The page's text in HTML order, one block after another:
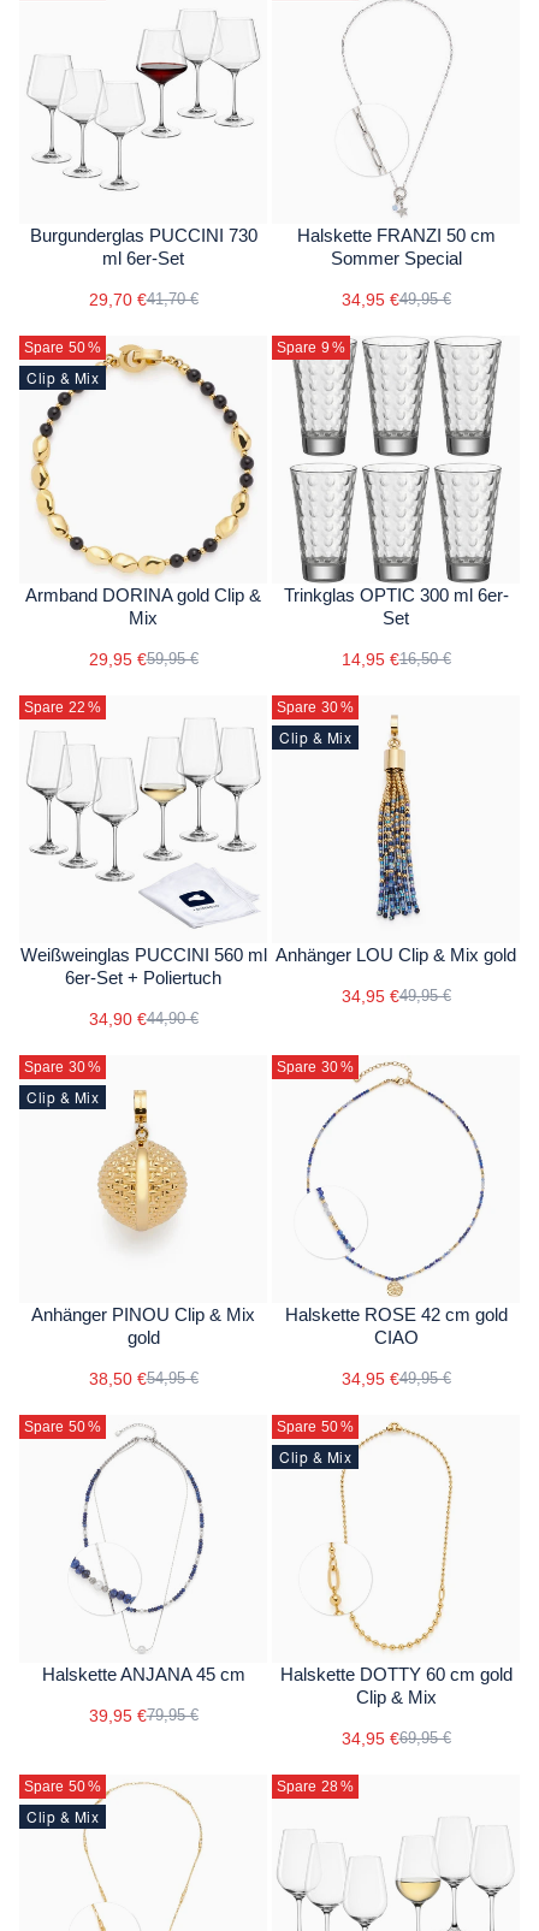
Burgunderglas PUCCINI 730
ml 6er-Set
29,70 €41,70 €
Halskette FRANZI 50 cm
Sommer Special
34,95 €49,95 €
Spare 50%
Clip & Mix
Armband DORINA gold Clip &
Mix
29,95 €59,95 €
Spare 9 %
Trinkglas OPTIC 300 ml 6er-
Set
14,95 €16,50 €
Spare 22 %
Weißweinglas PUCCINI 560 ml
6er-Set + Poliertuch
34,90 €44,90 €
Spare 30%
Clip & Mix
Anhänger LOU Clip & Mix gold
34,95 €49,95 €
Spare 30%
Clip & Mix
Anhänger PINOU Clip & Mix
gold
38,50 €54,95 €
Spare 30%
Halskette ROSE 42 cm gold
CIAO
34,95 €49,95 €
Spare 50%
Halskette ANJANA 45 cm
39,95 €79,95 €
Spare 50%
Clip & Mix
Halskette DOTTY 60 cm gold
Clip & Mix
34,95 €69,95 €
Spare 50%
Clip & Mix
Spare 28%